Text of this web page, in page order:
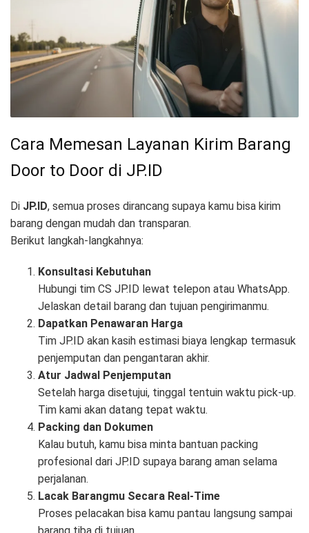
Cara Memesan Layanan Kirim Barang
Door to Door di JP.ID
Di JP.ID, semua proses dirancang supaya kamu bisa kirim
barang dengan mudah dan transparan.
Berikut langkah-langkahnya:
Konsultasi Kebutuhan
Hubungi tim CS JP.ID lewat telepon atau WhatsApp.
Jelaskan detail barang dan tujuan pengirimanmu.
Dapatkan Penawaran Harga
Tim JP.ID akan kasih estimasi biaya lengkap termasuk
penjemputan dan pengantaran akhir.
Atur Jadwal Penjemputan
Setelah harga disetujui, tinggal tentuin waktu pick-up.
Tim kami akan datang tepat waktu.
Packing dan Dokumen
Kalau butuh, kamu bisa minta bantuan packing
profesional dari JP.ID supaya barang aman selama
perjalanan.
Lacak Barangmu Secara Real-Time
Proses pelacakan bisa kamu pantau langsung sampai